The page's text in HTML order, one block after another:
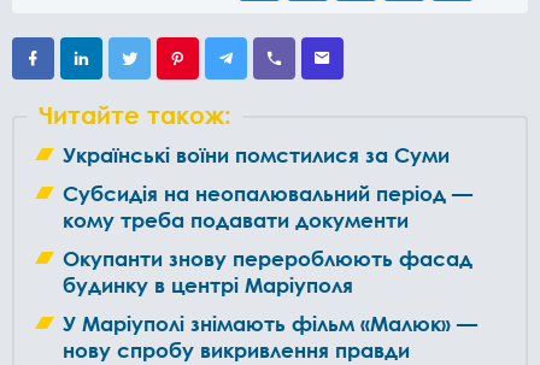
Читайте також:
Українські воїни помстилися за Суми
Субсидія на неопалювальний період —
кому треба подавати документи
Окупанти знову перероблюють фасад
будинку в центрі Маріуполя
У Маріуполі знімають фільм «Малюк» —
нову спробу викривлення правди